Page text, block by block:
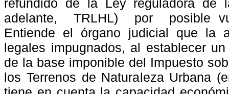
refundido
de la Ley reguladora de
adelante,
TRLHL) por
posible
Entiende el órgano judicial que la
legales impugnados, al establecer
de la base imponible del Impuesto
los Terrenos de Naturaleza Urbana